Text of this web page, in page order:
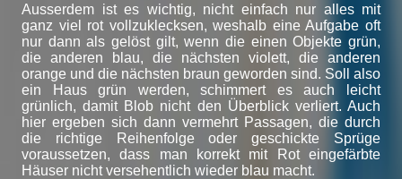
Ausserdem ist es wichtig, nicht einfach nur alles mit
ganz viel rot vollzuklecksen, weshalb eine Aufgabe oft
nur dann als gelöst gilt, wenn die einen Objekte grün,
die anderen blau, die nächsten violett, die anderen
orange und die nächsten braun geworden sind. Soll also
ein Haus grün werden, schimmert es auch leicht
grünlich, damit Blob nicht den Überblick verliert. Auch
hier ergeben sich dann vermehrt Passagen, die durch
die richtige Reihenfolge oder geschickte Sprüge
voraussetzen, dass man korrekt mit Rot eingefärbte
Häuser nicht versehentlich wieder blau macht.